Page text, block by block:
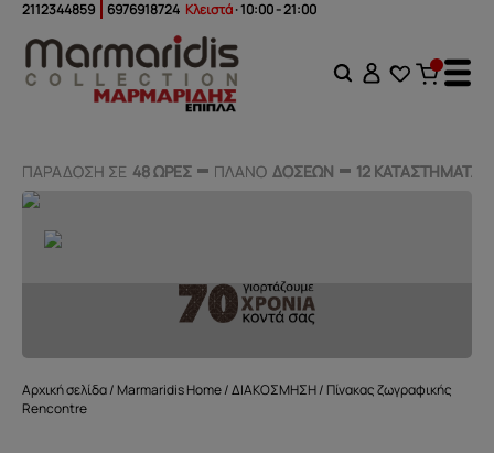
2112344859 6976918724 Κλειστά· 10:00 - 21:00
ΠΑΡΑΔΟΣΗ ΣΕ 48 ΩΡΕΣ ΠΛΑΝΟ ΔΟΣΕΩΝ 12 ΚΑΤΑΣΤΗΜΑΤΑ
ΠΑΡΑΔΟΣΗ ΣΕ 48 ΩΡΕΣ ΠΛΑΝΟ ΔΟΣΕΩΝ 12 ΚΑΤΑΣΤΗΜΑΤΑ
Αρχική σελίδα/ Marmaridis Home/ΔΙΑΚΟΣΜΗΣΗ/ Πίνακας ζωγραφικής
Rencontre